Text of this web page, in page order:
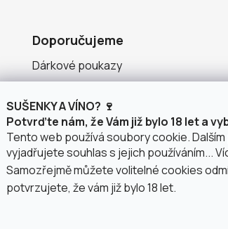
SUŠENKY A VÍNO? 🍷
Potvrďte nám, že Vám již bylo 18 let a
Tento web používá soubory cookie.
vyjadřujete souhlas s jejich používáním...
Samozřejmě můžete volitelné cookies
potvrzujete, že vám již bylo 18 let.
Doporučujeme
Dárkové poukazy
Degustace v justWINE
Seznam vinařství